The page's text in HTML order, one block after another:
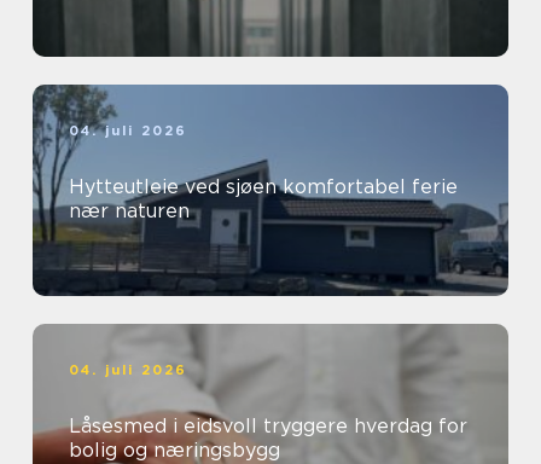
04. juli 2026
Hytteutleie ved sjøen komfortabel ferie
nær naturen
04. juli 2026
Låsesmed i eidsvoll tryggere hverdag for
bolig og næringsbygg